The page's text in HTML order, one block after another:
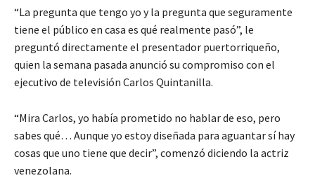
“La pregunta que tengo yo y la pregunta que seguramente
tiene el público en casa es qué realmente pasó”, le
preguntó directamente el presentador puertorriqueño,
quien la semana pasada anunció su compromiso con el
ejecutivo de televisión Carlos Quintanilla.
“Mira Carlos, yo había prometido no hablar de eso, pero
sabes qué… Aunque yo estoy diseñada para aguantar sí hay
cosas que uno tiene que decir”, comenzó diciendo la actriz
venezolana.